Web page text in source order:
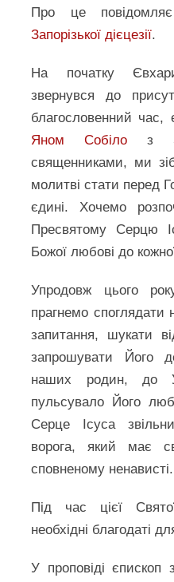
Про це
Запорізької дієцезії.
На початку
звернувся до
благословенний
Яном Собіло з
священниками, ми
молитві стати перед
єдині. Хочемо
Пресвятому Серцю
Божої любові до
Упродовж цього
прагнемо споглядати
запитання, шукати
запрошувати Його
наших родин, до
пульсувало Його
Серце Ісуса
ворога, який має
сповненому ненависті.
Під час цієї
необхідні благодаті
У проповіді єпископ